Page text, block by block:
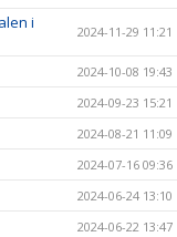
i
2024-11-29 11:21
2024-10-08 19:43
2024-09-23 15:21
2024-08-21 11:09
2024-07-16 09:36
2024-06-24 13:10
2024-06-22 13:47